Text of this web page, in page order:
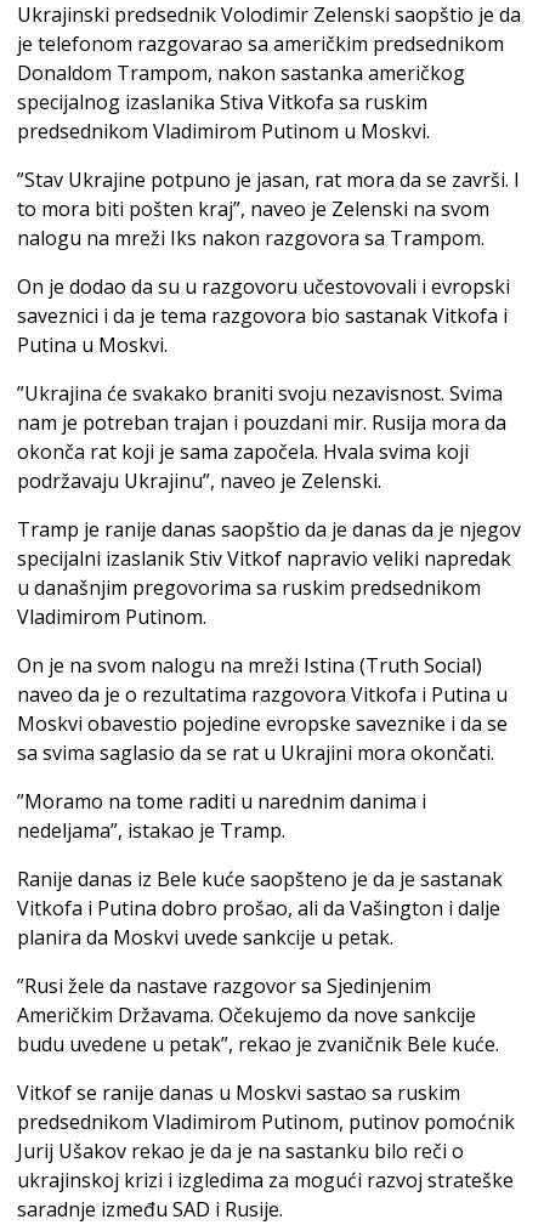
Ukrajinski predsednik Volodimir Zelenski saopštio je da
je telefonom razgovarao sa američkim predsednikom
Donaldom Trampom, nakon sastanka američkog
specijalnog izaslanika Stiva Vitkofa sa ruskim
predsednikom Vladimirom Putinom u Moskvi.
”Stav Ukrajine potpuno je jasan, rat mora da se završi. I
to mora biti pošten kraj”, naveo je Zelenski na svom
nalogu na mreži Iks nakon razgovora sa Trampom.
On je dodao da su u razgovoru učestovovali i evropski
saveznici i da je tema razgovora bio sastanak Vitkofa i
Putina u Moskvi.
”Ukrajina će svakako braniti svoju nezavisnost. Svima
nam je potreban trajan i pouzdani mir. Rusija mora da
okonča rat koji je sama započela. Hvala svima koji
podržavaju Ukrajinu”, naveo je Zelenski.
Tramp je ranije danas saopštio da je danas da je njegov
specijalni izaslanik Stiv Vitkof napravio veliki napredak
u današnjim pregovorima sa ruskim predsednikom
Vladimirom Putinom.
On je na svom nalogu na mreži Istina (Truth Social)
naveo da je o rezultatima razgovora Vitkofa i Putina u
Moskvi obavestio pojedine evropske saveznike i da se
sa svima saglasio da se rat u Ukrajini mora okončati.
”Moramo na tome raditi u narednim danima i
nedeljama”, istakao je Tramp.
Ranije danas iz Bele kuće saopšteno je da je sastanak
Vitkofa i Putina dobro prošao, ali da Vašington i dalje
planira da Moskvi uvede sankcije u petak.
”Rusi žele da nastave razgovor sa Sjedinjenim
Američkim Državama. Očekujemo da nove sankcije
budu uvedene u petak”, rekao je zvaničnik Bele kuće.
Vitkof se ranije danas u Moskvi sastao sa ruskim
predsednikom Vladimirom Putinom, putinov pomoćnik
Jurij Ušakov rekao je da je na sastanku bilo reči o
ukrajinskoj krizi i izgledima za mogući razvoj strateške
saradnje između SAD i Rusije.